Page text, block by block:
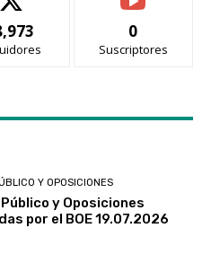
0
Suscriptores
Y OPOSICIONES
y Oposiciones
por el BOE 19.07.2026